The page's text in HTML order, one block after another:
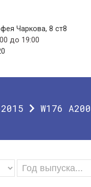
Чаркова, 8 ст8
до 19:00
W176